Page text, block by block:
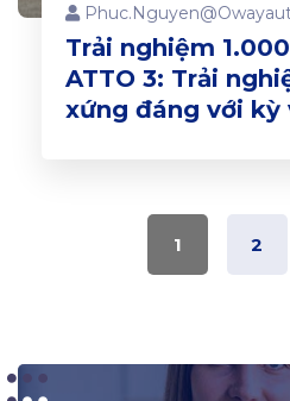
Trải nghiệm
ATTO 3: Trải
xứng đáng với kỳ
1 2